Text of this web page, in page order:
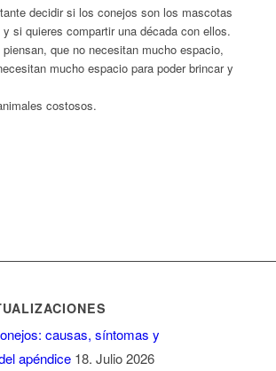
decidir si los conejos son los mascotas
si quieres compartir una década con ellos.
que no necesitan mucho espacio,
mucho espacio para poder brincar y
costosos.
causas, síntomas y
apéndice 18. Julio 2026